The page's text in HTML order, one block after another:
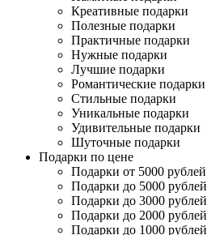
Креативные подарки
Полезные подарки
Практичные подарки
Нужные подарки
Лучшие подарки
Романтические подарки
Стильные подарки
Уникальные подарки
Удивительные подарки
Шуточные подарки
Подарки по цене
Подарки от 5000 рублей
Подарки до 5000 рублей
Подарки до 3000 рублей
Подарки до 2000 рублей
Подарки до 1000 рублей